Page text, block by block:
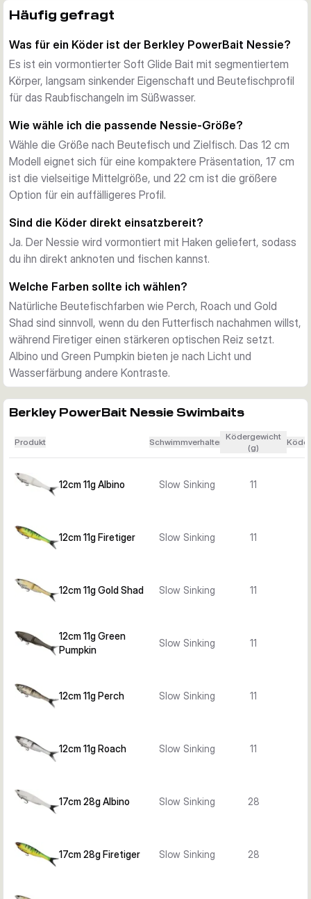
Richtungswechseln.
Der weiche Körper und die segmentierte Bauweise erzeugen
eine saubere Seitenbewegung, ideal wenn du Wasser
systematisch absuchen willst. Der Köder lässt sich auch an
Stellen skippen und werfen, an denen klassische Glidebaits
Vormontiert und direkt einsatzbereit
Jeder Köder ist fertig montiert und kann direkt gefischt
werden. Ein Hakenhaltesystem hält den Drilling nah am
Körper, der Fusion19 Drilling bietet dabei zuverlässige
Schärfe für das Raubfischangeln.
Der Köder ist für Süßwasser ausgelegt und sinkt langsam.
Das ist praktisch über flachen Bereichen, Kanten und
Freiwasser, wenn ein kontrolliertes Absinken den Köder
länger in der Bisszone halten soll. Die Stabilisierungsflossen
Größen und Farben für verschiedene Einsätze
Die Serie umfasst mehrere Längen, Gewichte und
Beutefischfarben wie Perch, Roach, Gold Shad, Firetiger,
Green Pumpkin und Albino. So lässt sich der Köder leichter
an Beutefische, Wasserfärbung und die gewünschte Größe
der Räuber anpassen.
Häufig gefragt
Was für ein Köder ist der Berkley PowerBait Nessie?
Es ist ein vormontierter Soft Glide Bait mit segmentiertem
Körper, langsam sinkender Eigenschaft und Beutefischprofil
für das Raubfischangeln im Süßwasser.
Wie wähle ich die passende Nessie-Größe?
Wähle die Größe nach Beutefisch und Zielfisch. Das 12 cm
Modell eignet sich für eine kompaktere Präsentation, 17 cm
ist die vielseitige Mittelgröße, und 22 cm ist die größere
Option für ein auffälligeres Profil.
Sind die Köder direkt einsatzbereit?
Ja. Der Nessie wird vormontiert mit Haken geliefert, sodass
du ihn direkt anknoten und fischen kannst.
Welche Farben sollte ich wählen?
Natürliche Beutefischfarben wie Perch, Roach und Gold
Shad sind sinnvoll, wenn du den Futterfisch nachahmen willst,
während Firetiger einen stärkeren optischen Reiz setzt.
Albino und Green Pumpkin bieten je nach Licht und
Wasserfärbung andere Kontraste.
Berkley PowerBait Nessie Swimbaits
Produkt Schwimmverhalten
Ködergewicht
(g)
12cm 11g Albino Slow Sinking 11
12cm 11g Firetiger Slow Sinking 11
12cm 11g Gold Shad Slow Sinking 11
12cm 11g Green
Pumpkin
Slow Sinking 11
12cm 11g Perch Slow Sinking 11
12cm 11g Roach Slow Sinking 11
17cm 28g Albino Slow Sinking 28
17cm 28g Firetiger Slow Sinking 28